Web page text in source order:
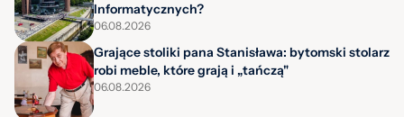
Informatycznych?
06.08.2026
Grające stoliki pana Stanisława: bytomski stolarz
robi meble, które grają i „tańczą"
06.08.2026